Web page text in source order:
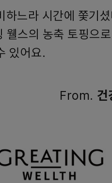
하느라 시간에 쫓기
웰스의 농축 토핑으
있어요.
From. 건